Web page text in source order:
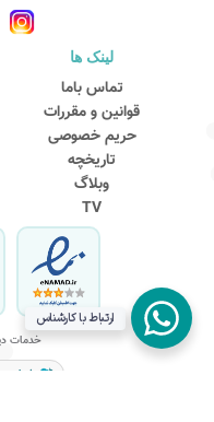
ارتباط با کارشناس
کارشناس
جهت ارتباط در
تماس تلفنی با
09031094646
90000262
021-88954192
ذخیره در
ذخیره کنید شماره
لینک ها
تماس باما
قوانین و مقررات
حریم خصوصی
تاریخچه
وبلاگ
TV
خدمات
نویان